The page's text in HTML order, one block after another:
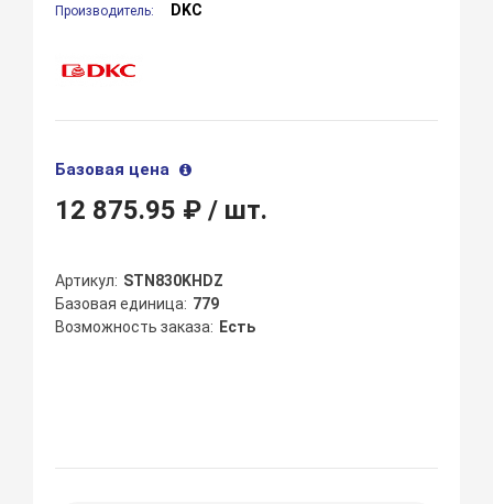
Производитель: DKC
Базовая цена
12 875.95 ₽/ шт.
Артикул
STN830KHDZ
Базовая единица 779
Возможность заказа
Есть